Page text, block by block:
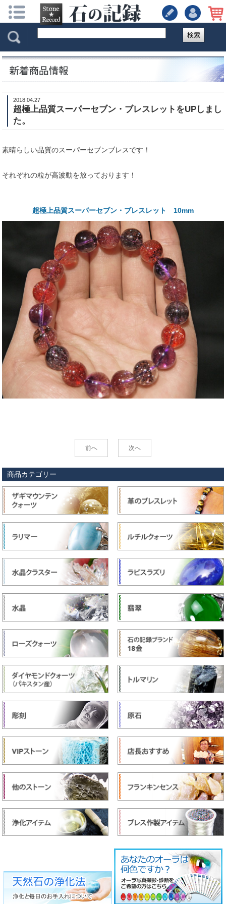
検索
2018.04.27
超極上品質スーパーセブン・ブレスレットをUPしまし
た。
素晴らしい品質のスーパーセブンブレスです！
それぞれの粒が高波動を放っております！
超極上品質スーパーセブン・ブレスレット 10mm
前へ 次へ
商品カテゴリー